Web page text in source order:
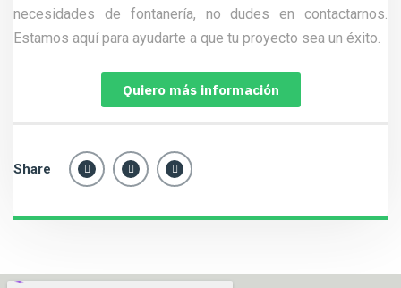
necesidades de fontanería, no dudes en contactarnos.
Estamos aquí para ayudarte a que tu proyecto sea un éxito.
Quiero más información
Share